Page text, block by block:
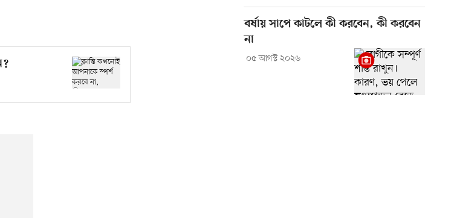
বর্ষায় সাপে কাটলে কী করবেন, কী করবেন
না
০৫ আগস্ট ২০২৬